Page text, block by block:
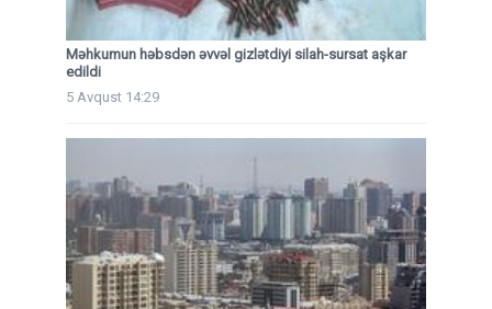
Məhkumun həbsdən əvvəl gizlətdiyi silah-sursat aşkar
edildi
5 Avqust 14:29